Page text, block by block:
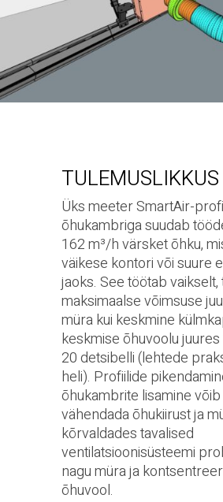
TULEMUSLIKKUS
Üks meeter SmartAir-
õhukambriga suudab
162 m³/h värsket õhku,
väikese kontori või suure
jaoks. See töötab vaikselt,
maksimaalse võimsuse
müra kui keskmine
keskmise õhuvoolu
20 detsibelli (lehtede
heli). Profiilide
õhukambrite lisamine
vähendada õhukiirust ja
kõrvaldades tavalised
ventilatsioonisüsteemi
nagu müra ja
õhuvool.